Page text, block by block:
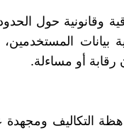
وقانونية حول
بيانات
رقابة أو مساءلة.
التكاليف ومجهدة